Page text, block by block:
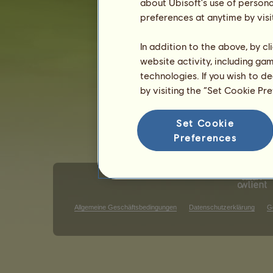
Galopp
Springen
Allgemeine Geschäftsbedingungen Datenschutzerklärung
preferences at anytime by
In addition to the above, by
website activity, including
technologies. If you wish to
by visiting the “Set Cookie
Set Cookie
Preferences